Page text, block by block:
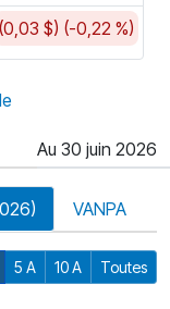
(0,03 $) (-0,22 %)
Au 30 juin 2026
VANPA
5 A 10 A Toutes